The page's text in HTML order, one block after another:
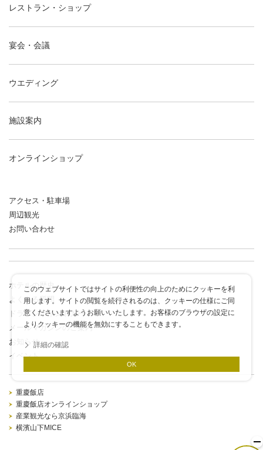
このウェブサイトではサイトの利便性の向上のためにクッキーを利
用します。サイトの閲覧を続行されるのは、クッキーの仕様にご同
意くださいますようお願いいたします。お客様のブラウザの設定に
よりクッキーの機能を無効にすることもできます。
詳細の確認
OK
レストラン・ショップ
宴会・会議
ウエディング
施設案内
オンラインショップ
アクセス・駐車場
周辺観光
お問い合わせ
ホテルの歴史
よくある質問
ドラゴンポイントカード
メールマガジンのご案内
お知らせ
イベント
重慶飯店
重慶飯店オンラインショップ
産業観光なら京浜臨海
横濱山下MICE